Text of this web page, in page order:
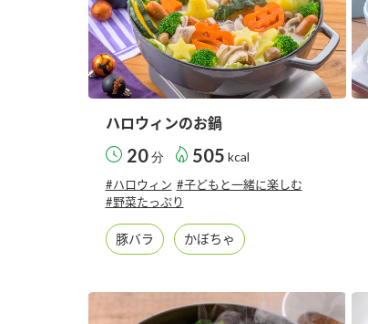
ハロウィンのお鍋
20分 505 kcal
#ハロウィン #子どもと一緒に楽しむ
#野菜たっぷり
豚バラ かぼちゃ